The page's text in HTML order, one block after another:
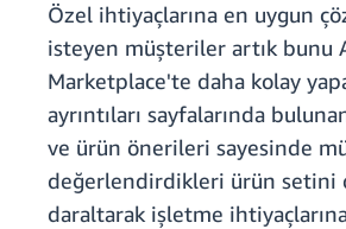
Özel ihtiyaçlarına en uygun
isteyen müşteriler artık bunu
Marketplace'te daha kolay
ayrıntıları sayfalarında
ve ürün önerileri sayesinde
değerlendirdikleri ürün setini
daraltarak işletme